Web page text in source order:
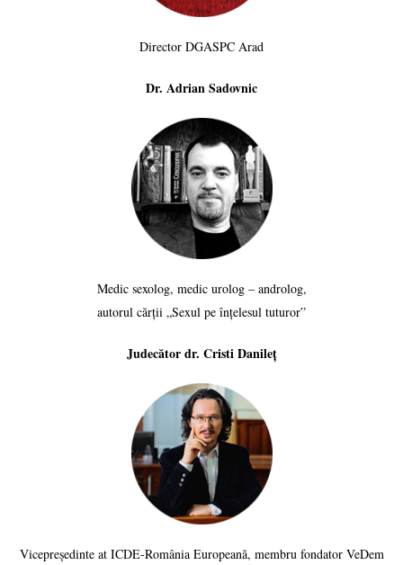
Director DGASPC Arad
Dr. Adrian Sadovnic
Medic sexolog, medic urolog – androlog,
autorul cărții „Sexul pe înțelesul tuturor”
Judecător dr. Cristi Danileț
Vicepreședinte at ICDE-România Europeană, membru fondator VeDem